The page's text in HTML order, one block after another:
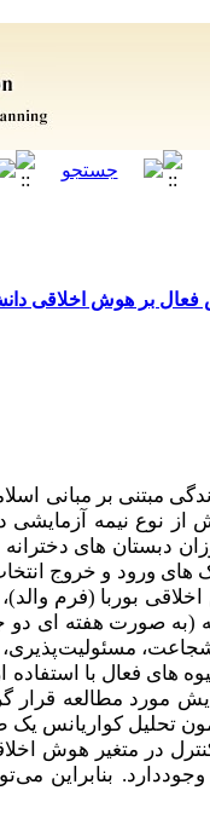
بر هوش اخلاقی
مبتنی بر مبانی
از نوع نیمه آزمایشی
دبستان های
بر ملاک های ورود و
بوربا (فرم
والدین برای دانش‌آموزان اجرا شد. گروه آزمایش
شجاعت،
های فعال با
مورد مطالعه قرار
تحلیل کواریانس یک
در متغیر هوش
وجوددارد. بنابراین